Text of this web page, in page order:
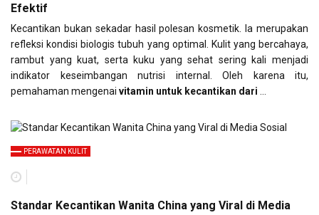
Efektif
Kecantikan bukan sekadar hasil polesan kosmetik. Ia merupakan
refleksi kondisi biologis tubuh yang optimal. Kulit yang bercahaya,
rambut yang kuat, serta kuku yang sehat sering kali menjadi
indikator keseimbangan nutrisi internal. Oleh karena itu,
pemahaman mengenai vitamin untuk kecantikan dari
PERAWATAN KULIT
Standar Kecantikan Wanita China yang Viral di Media